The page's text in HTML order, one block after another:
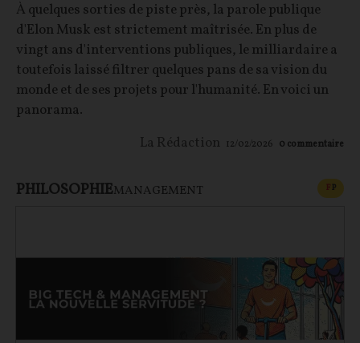
À quelques sorties de piste près, la parole publique
d'Elon Musk est strictement maîtrisée. En plus de
vingt ans d'interventions publiques, le milliardaire a
toutefois laissé filtrer quelques pans de sa vision du
monde et de ses projets pour l'humanité. En voici un
panorama.
La Rédaction 12/02/2026 0 commentaire
PHILOSOPHIEMANAGEMENT FP